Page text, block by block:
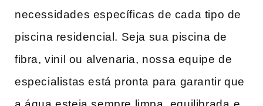
necessidades específicas de‍ cada tipo de
‍piscina residencial. Seja sua piscina de
fibra, vinil ou alvenaria, nossa equipe de
especialistas está pronta para garantir ​que